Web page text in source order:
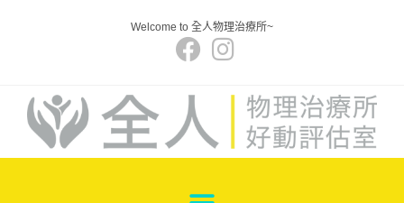
Welcome to 全人物理治療所~